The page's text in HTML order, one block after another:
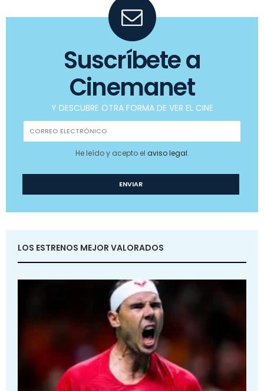
Suscríbete a
Cinemanet
Y DESCUBRE OTRA FORMA DE VER EL CINE
He leído y acepto el aviso legal.
LOS ESTRENOS MEJOR VALORADOS